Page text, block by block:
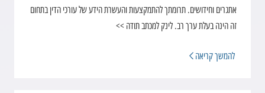
אתגרים וחידושים. תרומתך להתמקצעות והעשרת הידע של עורכי הדין בתחום
זה הינה בעלת ערך רב. לינק למכתב תודה >>
להמשך קריאה